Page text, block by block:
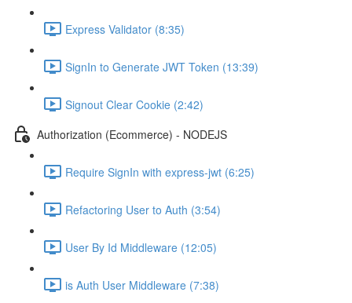
Express Validator (8:35)
SignIn to Generate JWT Token (13:39)
Signout Clear Cookie (2:42)
Authorization (Ecommerce) - NODEJS
Require SignIn with express-jwt (6:25)
Refactoring User to Auth (3:54)
User By Id Middleware (12:05)
is Auth User Middleware (7:38)